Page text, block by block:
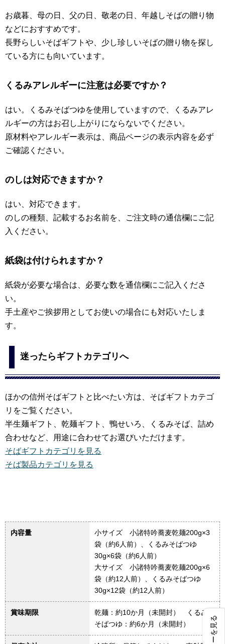
お歳暮、母の日、父の日、敬老の日、年越しそばの贈り物
などにおすすめです。
長野らしいそばギフトや、少し珍しいそばの贈り物を探し
ている方にも向いています。
くるみアレルギーに注意は必要ですか？
はい。くるみそばつゆを使用していますので、くるみアレ
ルギーの方はお召し上がりにならないでください。
原材料やアレルギー表示は、商品ページの表示内容を必ず
ご確認ください。
のしは対応できますか？
はい、対応できます。
のしの種類、記載するお名前を、ご注文時の通信欄にご記
入ください。
紙袋は付けられますか？
紙袋が必要な場合は、必要な数を通信欄にご記入くださ
い。
手土産やご挨拶用としてお使いの場合にも対応いたしま
す。
迷ったらギフトカテゴリへ
ほかの信州そばギフトと比べたい方は、そばギフトカテゴ
リをご覧ください。
半生麺ギフト、乾麺ギフト、鴨せいろ、くるみそば、詰め
合わせなど、用途に合わせてお選びいただけます。
そばギフトカテゴリを見る
そば製品カテゴリを見る
内容量
小サイズ 小諸特吟蕎麦乾麺200g×3
袋（約6人前）、くるみそばつゆ
30g×6袋（約6人前）
大サイズ 小諸特吟蕎麦乾麺200g×6
袋（約12人前）、くるみそばつゆ
30g×12袋（約12人前）
賞味期限
乾麺：約10か月（未開封） くるみ
そばつゆ：約6か月（未開封）